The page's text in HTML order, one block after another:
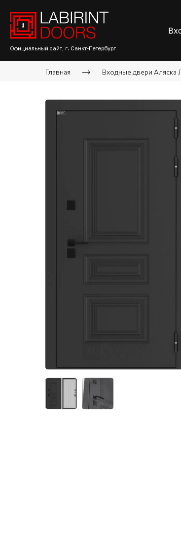
Официальный сайт, г. Санкт-Петербург
Главная Входные двери Аляска